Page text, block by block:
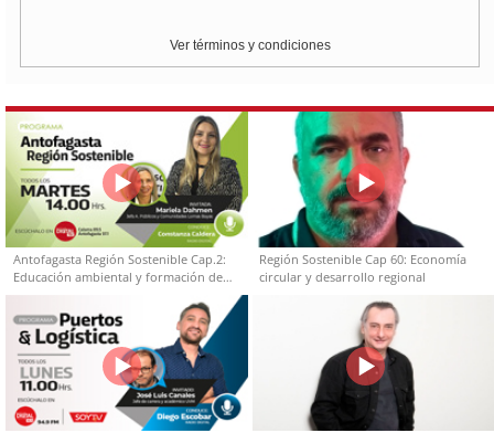
Ver términos y condiciones
Antofagasta Región Sostenible Cap.2:
Educación ambiental y formación de
capacidades técnicas
Región Sostenible Cap 60: Economía
circular y desarrollo regional